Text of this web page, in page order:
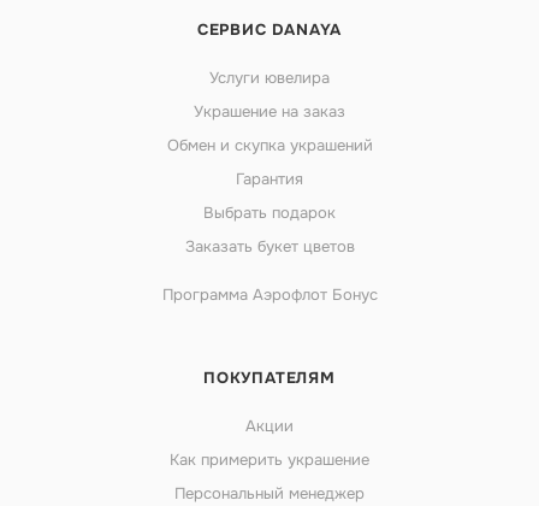
СЕРВИС DANAYA
Услуги ювелира
Украшение на заказ
Обмен и скупка украшений
Гарантия
Выбрать подарок
Заказать букет цветов
Программа Аэрофлот Бонус
ПОКУПАТЕЛЯМ
Акции
Как примерить украшение
Персональный менеджер